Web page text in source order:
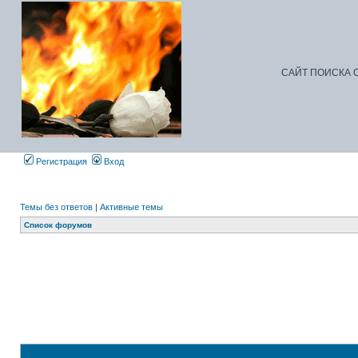
САЙТ ПОИСКА
Регистрация Вход
Темы без ответов | Активные темы
Список форумов